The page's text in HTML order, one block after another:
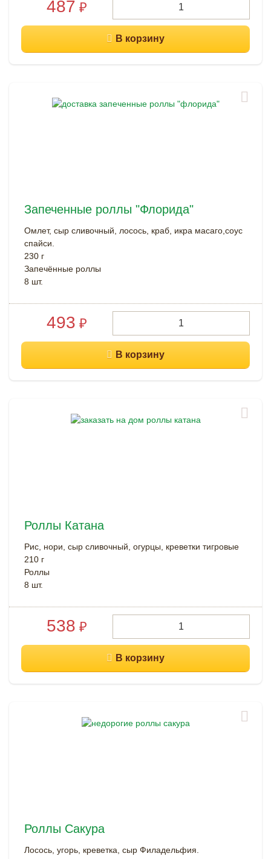
487 ₽
Запеченные роллы "Флорида"
Омлет, сыр сливочный, лосось, краб, икра масаго,соус
спайси.
230 г
Запечённые роллы
8 шт.
493 ₽
Роллы Катана
Рис, нори, сыр сливочный, огурцы, креветки тигровые
210 г
Роллы
8 шт.
538 ₽
Роллы Сакура
Лосось, угорь, креветка, сыр Филадельфия.